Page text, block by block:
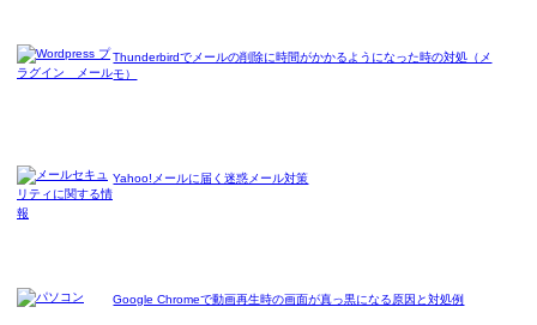
Thunderbirdでメールの削除に時間がかかるようになった時の対処（メ
モ）
Yahoo!メールに届く迷惑メール対策
Google Chromeで動画再生時の画面が真っ黒になる原因と対処例